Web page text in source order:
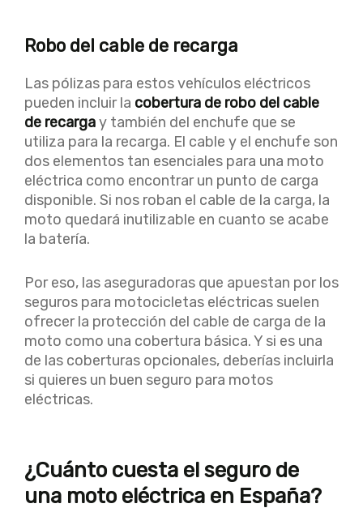
Robo del cable de recarga
Las pólizas para estos vehículos eléctricos
pueden incluir la cobertura de robo del cable
de recargay también del enchufe que se
utiliza para la recarga. El cable y el enchufe son
dos elementos tan esenciales para una moto
eléctrica como encontrar un punto de carga
disponible. Si nos roban el cable de la carga, la
moto quedará inutilizable en cuanto se acabe
la batería.
Por eso, las aseguradoras que apuestan por los
seguros para motocicletas eléctricas suelen
ofrecer la protección del cable de carga de la
moto como una cobertura básica. Y si es una
de las coberturas opcionales, deberías incluirla
si quieres un buen seguro para motos
eléctricas.
¿Cuánto cuesta el seguro de
una moto eléctrica en España?